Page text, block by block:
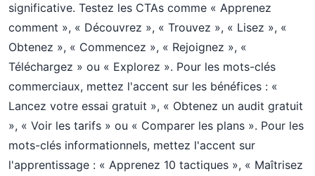
significative. Testez les CTAs comme « Apprenez
comment », « Découvrez », « Trouvez », « Lisez », «
Obtenez », « Commencez », « Rejoignez », «
Téléchargez » ou « Explorez ». Pour les mots-clés
commerciaux, mettez l'accent sur les bénéfices : «
Lancez votre essai gratuit », « Obtenez un audit gratuit
», « Voir les tarifs » ou « Comparer les plans ». Pour les
mots-clés informationnels, mettez l'accent sur
l'apprentissage : « Apprenez 10 tactiques », « Maîtrisez